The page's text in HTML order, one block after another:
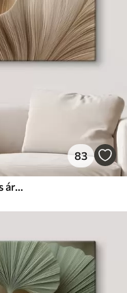
83
Dombornyomott levelek meleg bézs árnyalatokban